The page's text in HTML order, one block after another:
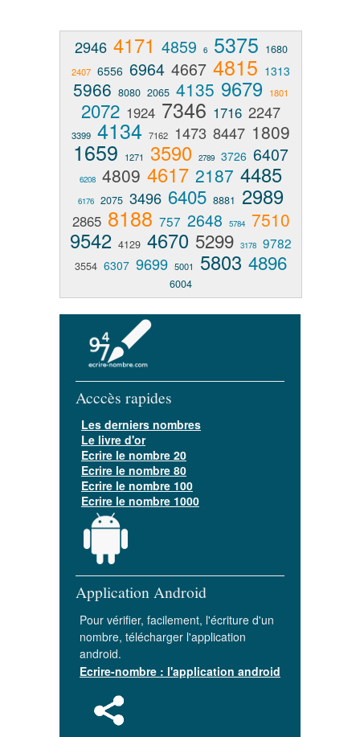
2946 4171 4859 6 5375 1680
2407 6556 6964 4667 4815 1313
5966 8080 2065 4135 9679 1801
2072 1924 7346 1716 2247
3399 4134 7162 1473 8447 1809
1659 1271 3590 2789 3726 6407
6208 4809 4617 2187 4485
6176 2075 3496 6405 8881 2989
2865 8188 757 2648 5784 7510
9542 4129 4670 5299 3178 9782
3554 6307 9699 5001 5803 4896
6004
Acccès rapides
Les derniers nombres
Le livre d'or
Ecrire le nombre 20
Ecrire le nombre 80
Ecrire le nombre 100
Ecrire le nombre 1000
Application Android
Pour vérifier, facilement, l'écriture d'un
nombre, télécharger l'application
android.
Ecrire-nombre : l'application android